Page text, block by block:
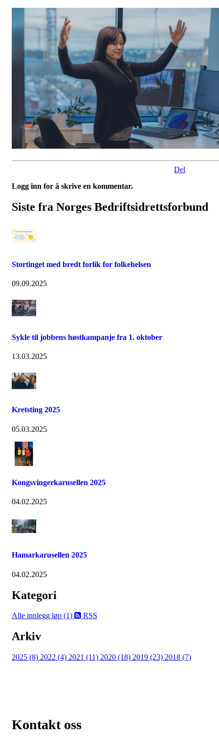
Del
Logg inn for å skrive en kommentar.
Siste fra Norges Bedriftsidrettsforbund
Stortinget med bredt forlik for folkehelsen
09.09.2025
Sykle til jobbens høstkampanje fra 1. oktober
13.03.2025
Kretsting 2025
05.03.2025
Kongsvingerkarusellen 2025
04.02.2025
Hamarkarusellen 2025
04.02.2025
Kategori
Alle innlegg løp (1) RSS
Arkiv
2025 (8) 2022 (4) 2021 (11) 2020 (18) 2019 (23) 2018 (7)
Kontakt oss